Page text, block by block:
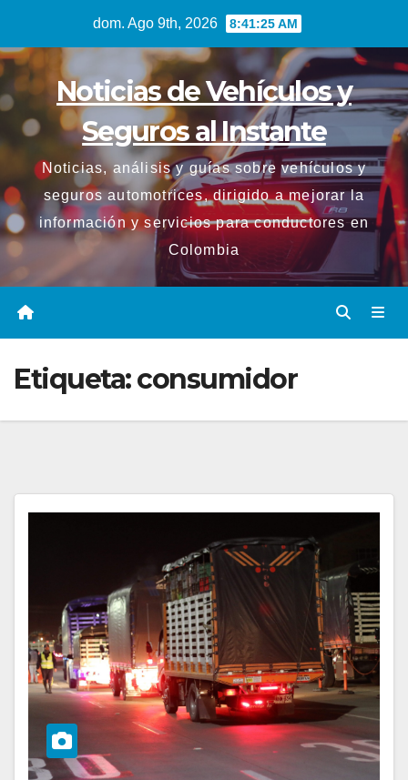
contenido
dom. Ago 9th, 2026 8:41:25 AM
Noticias de Vehículos y
Seguros al Instante
Noticias, análisis y guías sobre vehículos y
seguros automotrices, dirigido a mejorar la
información y servicios para conductores en
Colombia
Etiqueta:consumidor